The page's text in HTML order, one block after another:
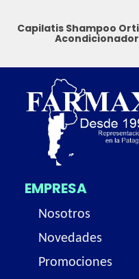
Capilatis Shampoo
Acondicionador
EMPRESA
Nosotros
Novedades
Promociones